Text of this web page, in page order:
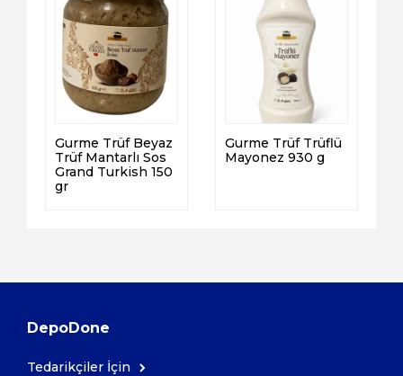
Gurme Trüf Beyaz
Trüf Mantarlı Sos
Grand Turkish 150
gr
Gurme Trüf Trüflü
Mayonez 930 g
DepoDone
Tedarikçiler İçin